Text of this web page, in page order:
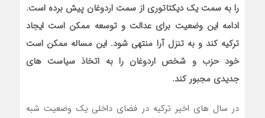
را به سمت یک دیکتاتوری از سمت اردوغان پیش برده است.
ادامه این وضعیت برای عدالت و توسعه ممکن است ایجاد
ترکیه کند و به تنزل آرا منتهی شود. این مساله ممکن است
خود حزب و شخص اردوغان را به اتخاذ سیاست های
جدیدی مجبور کند.
در سال های اخیر ترکیه در فضای داخلی یک وضعیت شبه